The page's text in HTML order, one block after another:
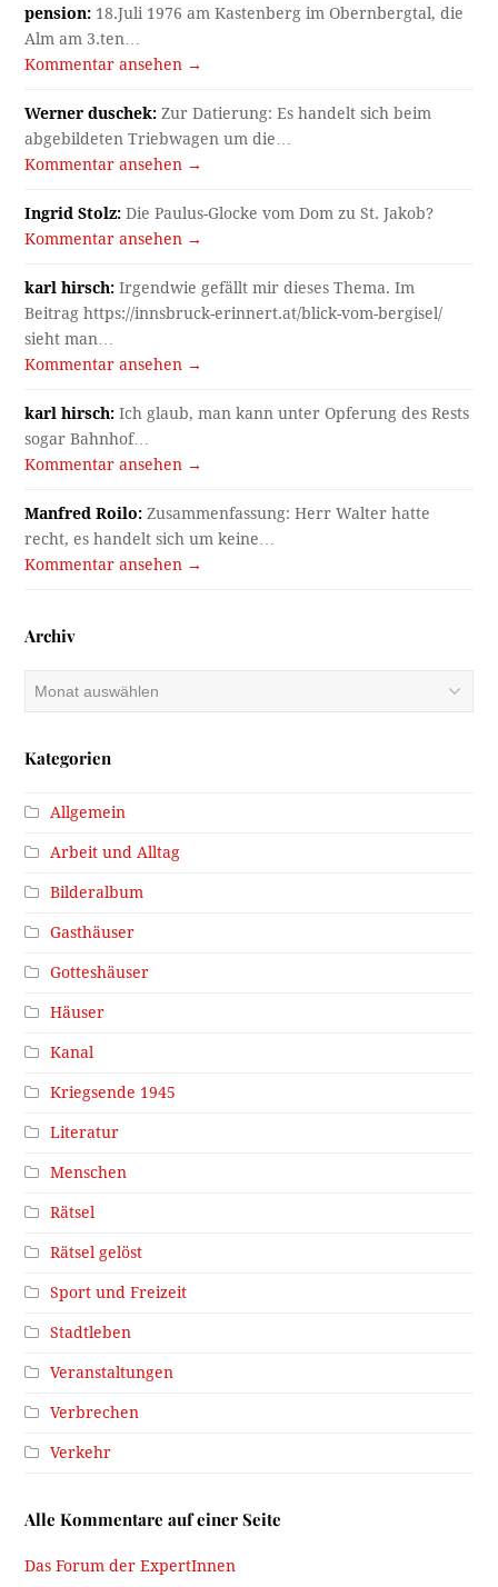
pension: 18.Juli 1976 am Kastenberg im Obernbergtal, die
Alm am 3.ten…
Kommentar ansehen →
Werner duschek: Zur Datierung: Es handelt sich beim
abgebildeten Triebwagen um die…
Kommentar ansehen →
Ingrid Stolz: Die Paulus-Glocke vom Dom zu St. Jakob?
Kommentar ansehen →
karl hirsch: Irgendwie gefällt mir dieses Thema. Im
Beitrag https://innsbruck-erinnert.at/blick-vom-bergisel/
sieht man…
Kommentar ansehen →
karl hirsch: Ich glaub, man kann unter Opferung des Rests
sogar Bahnhof…
Kommentar ansehen →
Manfred Roilo: Zusammenfassung: Herr Walter hatte
recht, es handelt sich um keine…
Kommentar ansehen →
Archiv
Kategorien
Allgemein
Arbeit und Alltag
Bilderalbum
Gasthäuser
Gotteshäuser
Häuser
Kanal
Kriegsende 1945
Literatur
Menschen
Rätsel
Rätsel gelöst
Sport und Freizeit
Stadtleben
Veranstaltungen
Verbrechen
Verkehr
Alle Kommentare auf einer Seite
Das Forum der ExpertInnen